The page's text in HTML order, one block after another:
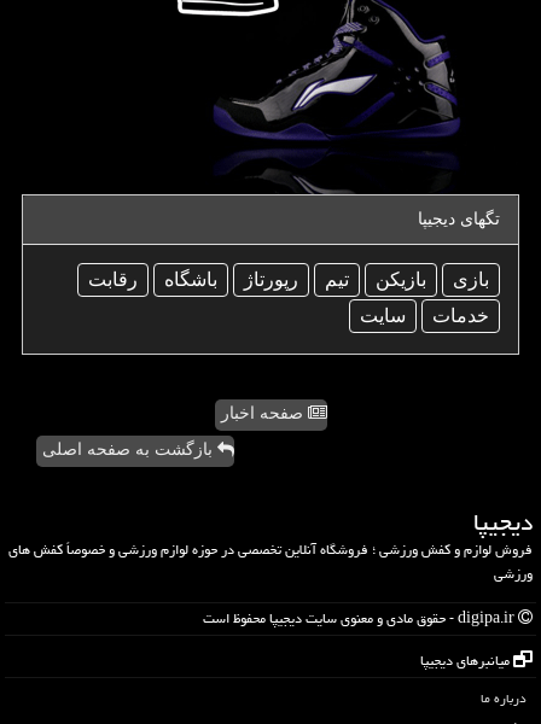
تگهای دیجیپا
بازی بازیكن تیم رپورتاژ باشگاه
رقابت
خدمات
سایت
صفحه اخبار
بازگشت به صفحه اصلی
دیجیپا
فروش لوازم و کفش ورزشی ؛ فروشگاه آنلاین تخصصی در حوزه لوازم ورزشی و خصوصاً کفش های
ورزشی
میانبرهای دیجیپا
درباره ما